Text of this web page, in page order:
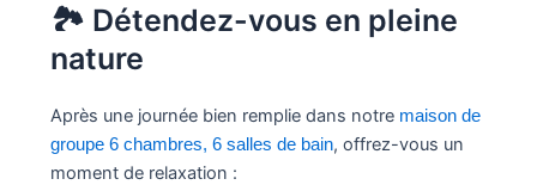
🏞️ Détendez-vous en pleine
nature
Après une journée bien remplie dans notre maison de
groupe 6 chambres, 6 salles de bain, offrez-vous un
moment de relaxation :​